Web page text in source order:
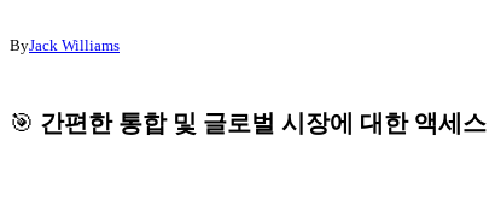
ByJack Williams
🎯 간편한 통합 및 글로벌 시장에 대한 액세스